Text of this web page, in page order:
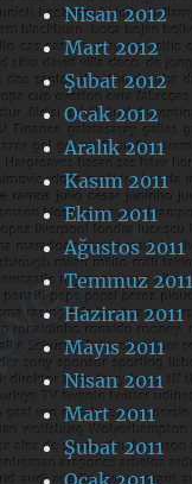
Nisan 2012
Mart 2012
Şubat 2012
Ocak 2012
Aralık 2011
Kasım 2011
Ekim 2011
Ağustos 2011
Temmuz 2011
Haziran 2011
Mayıs 2011
Nisan 2011
Mart 2011
Şubat 2011